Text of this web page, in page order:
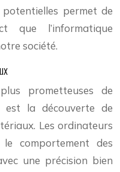
permet de
que l’informatique
société.
prometteuses de
est la découverte de
Les ordinateurs
comportement des
une précision bien